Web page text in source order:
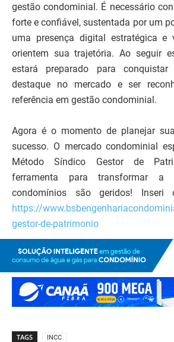
gestão condominial. É necessário
forte e confiável, sustentada por um
uma presença digital estratégica e
orientem sua trajetória. Ao seguir
estará preparado para
destaque no mercado e ser
referência em gestão condominial.
Agora é o momento de planejar
sucesso. O mercado condominial
Método Síndico Gestor de
ferramenta para transformar
condomínios são geridos!
https://
gestor-de-patrimonio
TAGS INCC